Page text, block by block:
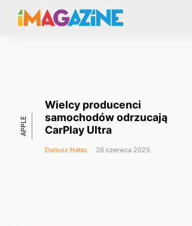
APPLE
Wielcy producenci
samochodów odrzucają
CarPlay Ultra
Dariusz Hałas 26 czerwca 2025